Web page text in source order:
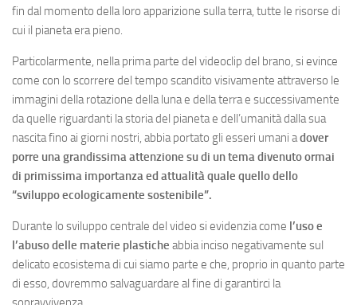
fin dal momento della loro apparizione sulla terra, tutte le risorse di
cui il pianeta era pieno.
Particolarmente, nella prima parte del videoclip del brano, si evince
come con lo scorrere del tempo scandito visivamente attraverso le
immagini della rotazione della luna e della terra e successivamente
da quelle riguardanti la storia del pianeta e dell’umanità dalla sua
nascita fino ai giorni nostri, abbia portato gli esseri umani adover
porre una grandissima attenzione su di un tema divenuto ormai
di primissima importanza ed attualità quale quello dello
“sviluppo ecologicamente sostenibile”.
Durante lo sviluppo centrale del video si evidenzia come l’uso e
l’abuso delle materie plastiche abbia inciso negativamente sul
delicato ecosistema di cui siamo parte e che, proprio in quanto parte
di esso, dovremmo salvaguardare al fine di garantirci la